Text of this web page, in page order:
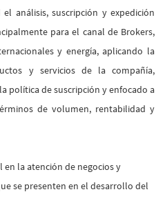
análisis, suscripción y expedición
para el canal de Brokers,
y energía, aplicando la
y servicios de la compañía,
política de suscripción y enfocado a
de volumen, rentabilidad y
en la atención de negocios y
se presenten en el desarrollo del